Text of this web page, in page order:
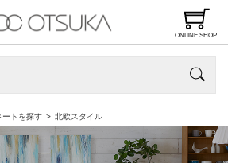
ONLINE SHOP
ートを探す 北欧スタイル